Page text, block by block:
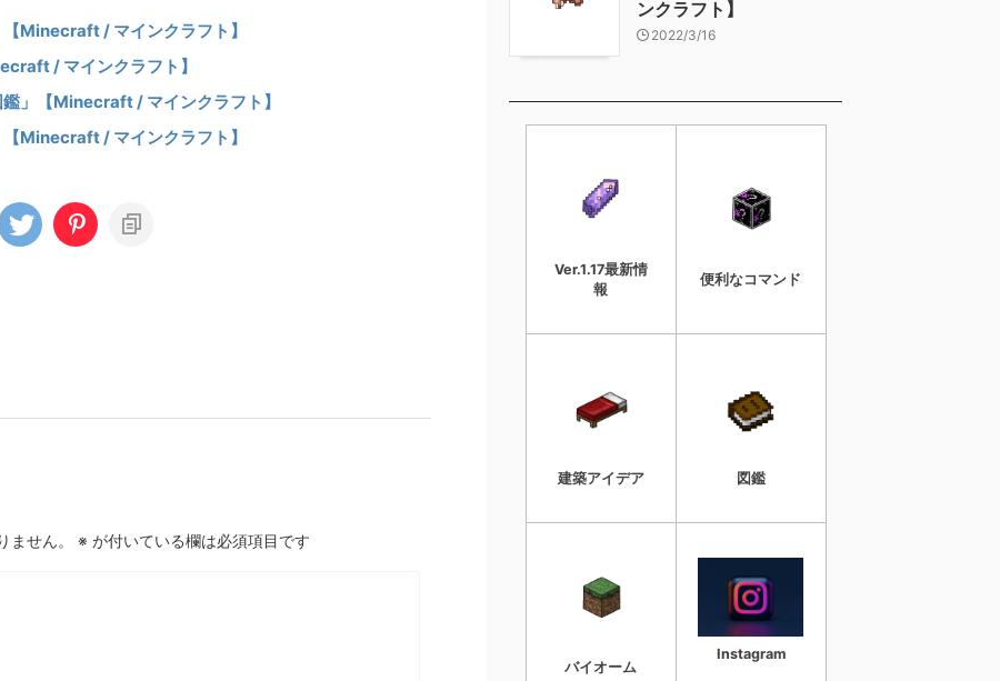
Minecraft / マインクラフト】
/ マインクラフト】
」【Minecraft / マインクラフト】
Minecraft / マインクラフト】
ません。 ※ が付いている欄は必須項目です
ンクラフト】
2022/3/16
Ver.1.17最新情
報
便利なコマンド
建築アイデア 図鑑
バイオーム
Instagram